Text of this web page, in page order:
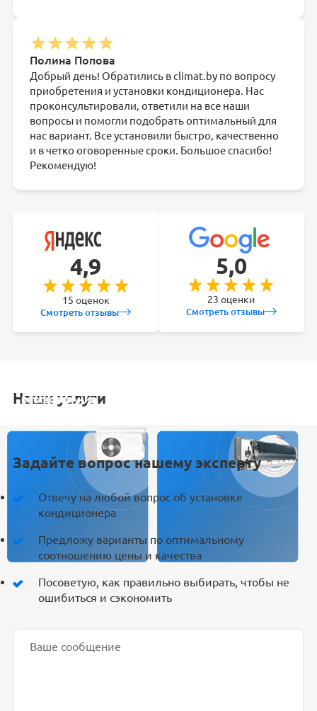
Полина Попова
Добрый день! Обратились в climat.by по вопросу
приобретения и установки кондиционера. Нас
проконсультировали, ответили на все наши
вопросы и помогли подобрать оптимальный для
нас вариант. Все установили быстро, качественно
и в четко оговоренные сроки. Большое спасибо!
Рекомендую!
4,9
15 оценок
Смотреть отзывы
5,0
23 оценки
Смотреть отзывы
Наши услуги
УСТАНОВКА
ОБСЛУЖИВАНИЕ
Задайте вопрос нашему эксперту
Отвечу на любой вопрос об установке
кондиционера
Предложу варианты по оптимальному
соотношению цены и качества
Посоветую, как правильно выбирать, чтобы не
ошибиться и сэкономить